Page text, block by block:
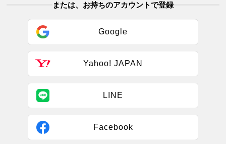
または、お持ちのアカウントで登録
Google
Yahoo! JAPAN
LINE
Facebook